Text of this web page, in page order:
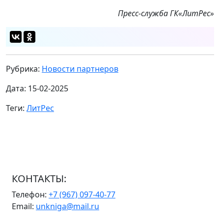
Пресс-служба ГК«ЛитРес»
Рубрика: Новости партнеров
Дата: 15-02-2025
Теги: ЛитРес
КОНТАКТЫ:
Телефон: +7 (967) 097-40-77
Email: unkniga@mail.ru